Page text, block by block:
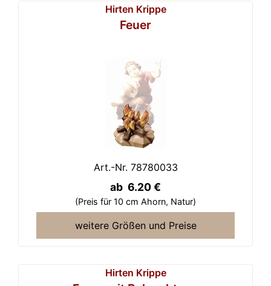
Hirten Krippe
Feuer
Art.-Nr. 78780033
ab 6.20 €
(Preis für 10 cm Ahorn, Natur)
weitere Größen und Preise
Hirten Krippe